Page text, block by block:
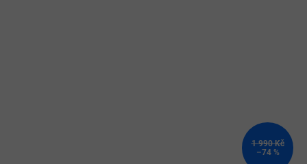
1 990 Kč
–74 %